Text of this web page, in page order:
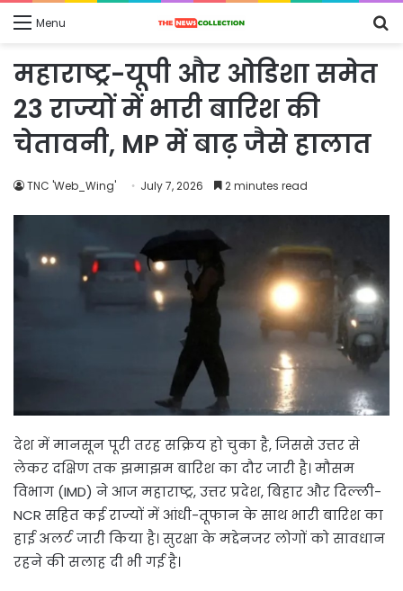
Menu
महाराष्ट्र-यूपी और ओडिशा समेत
23 राज्यों में भारी बारिश की
चेतावनी, MP में बाढ़ जैसे हालात
TNC 'Web_Wing' July 7, 2026 2 minutes read
देश में मानसून पूरी तरह सक्रिय हो चुका है, जिससे उत्तर से
लेकर दक्षिण तक झमाझम बारिश का दौर जारी है। मौसम
विभाग (IMD) ने आज महाराष्ट्र, उत्तर प्रदेश, बिहार और दिल्ली-
NCR सहित कई राज्यों में आंधी-तूफान के साथ भारी बारिश का
हाई अलर्ट जारी किया है। सुरक्षा के मद्देनजर लोगों को सावधान
रहने की सलाह दी भी गई है।